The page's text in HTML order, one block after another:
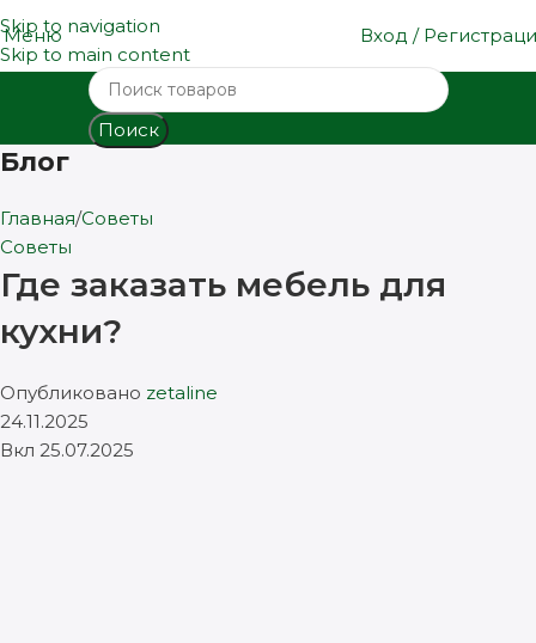
Skip to navigation
Skip to main content
Меню Вход /
Поиск
Блог
Главная Советы
Советы
Где заказать мебель для
кухни?
Опубликовано zetaline
24.11.2025
Вкл 25.07.2025